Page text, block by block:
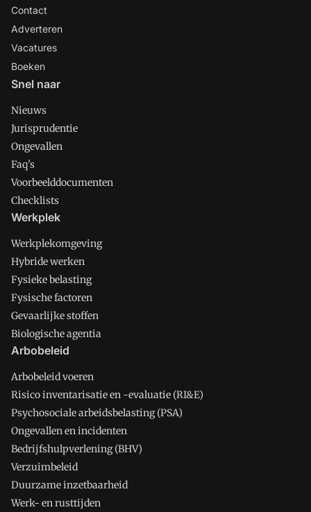
Contact
Adverteren
Vacatures
Boeken
Snel naar
Nieuws
Jurisprudentie
Ongevallen
Faq's
Voorbeelddocumenten
Checklists
Werkplek
Werkplekomgeving
Hybride werken
Fysieke belasting
Fysische factoren
Gevaarlijke stoffen
Biologische agentia
Arbobeleid
Arbobeleid voeren
Risico inventarisatie en -evaluatie (RI&E)
Psychosociale arbeidsbelasting (PSA)
Ongevallen en incidenten
Bedrijfshulpverlening (BHV)
Verzuimbeleid
Duurzame inzetbaarheid
Werk- en rusttijden